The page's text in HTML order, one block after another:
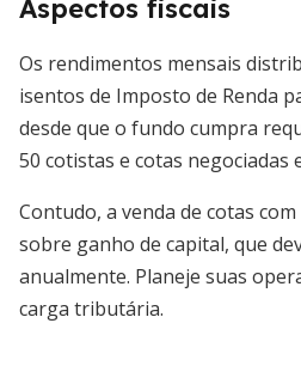
Aspectos fiscais
Os rendimentos mensais
isentos de Imposto de Renda
desde que o fundo cumpra
50 cotistas e cotas negociadas
Contudo, a venda de cotas
sobre ganho de capital, que
anualmente. Planeje suas
carga tributária.